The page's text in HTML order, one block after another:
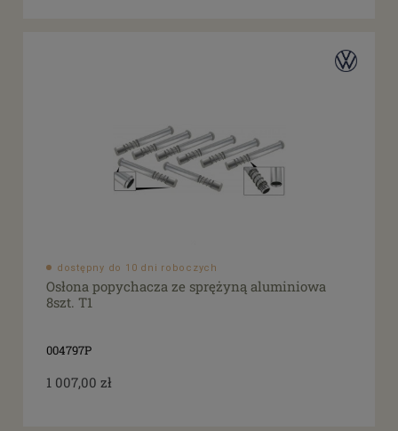
dostępny do 10 dni roboczych
Osłona popychacza ze sprężyną aluminiowa
8szt. T1
004797P
1 007,00 zł